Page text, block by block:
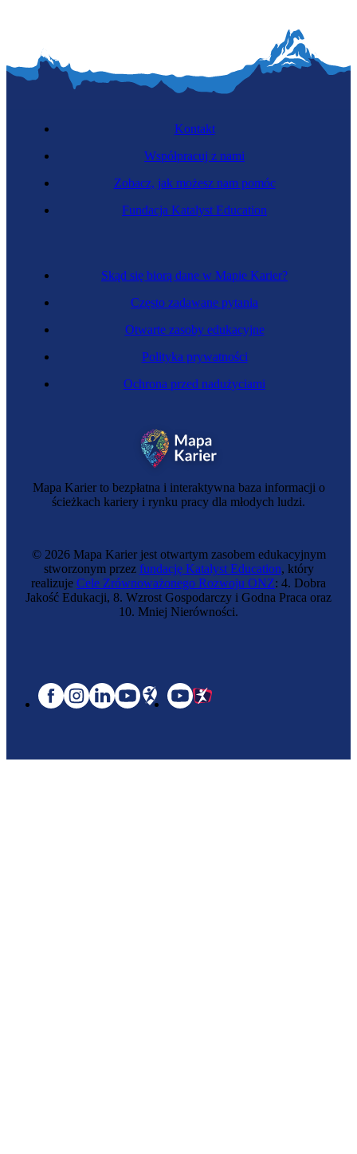
Mapa Karier to bezpłatna i interaktywna baza informacji o
ścieżkach kariery i rynku pracy dla młodych ludzi.
Skąd się biorą dane w Mapie Karier?
Często zadawane pytania
Otwarte zasoby edukacyjne
Polityka prywatności
Ochrona przed nadużyciami
Kontakt
Współpracuj z nami
Zobacz, jak możesz nam pomóc
Fundacja Katalyst Education
© 2026 Mapa Karier jest otwartym zasobem edukacyjnym
stworzonym przez fundację Katalyst Education, który
realizuje Cele Zrównoważonego Rozwoju ONZ: 4. Dobra
Jakość Edukacji, 8. Wzrost Gospodarczy i Godna Praca oraz
10. Mniej Nierówności.